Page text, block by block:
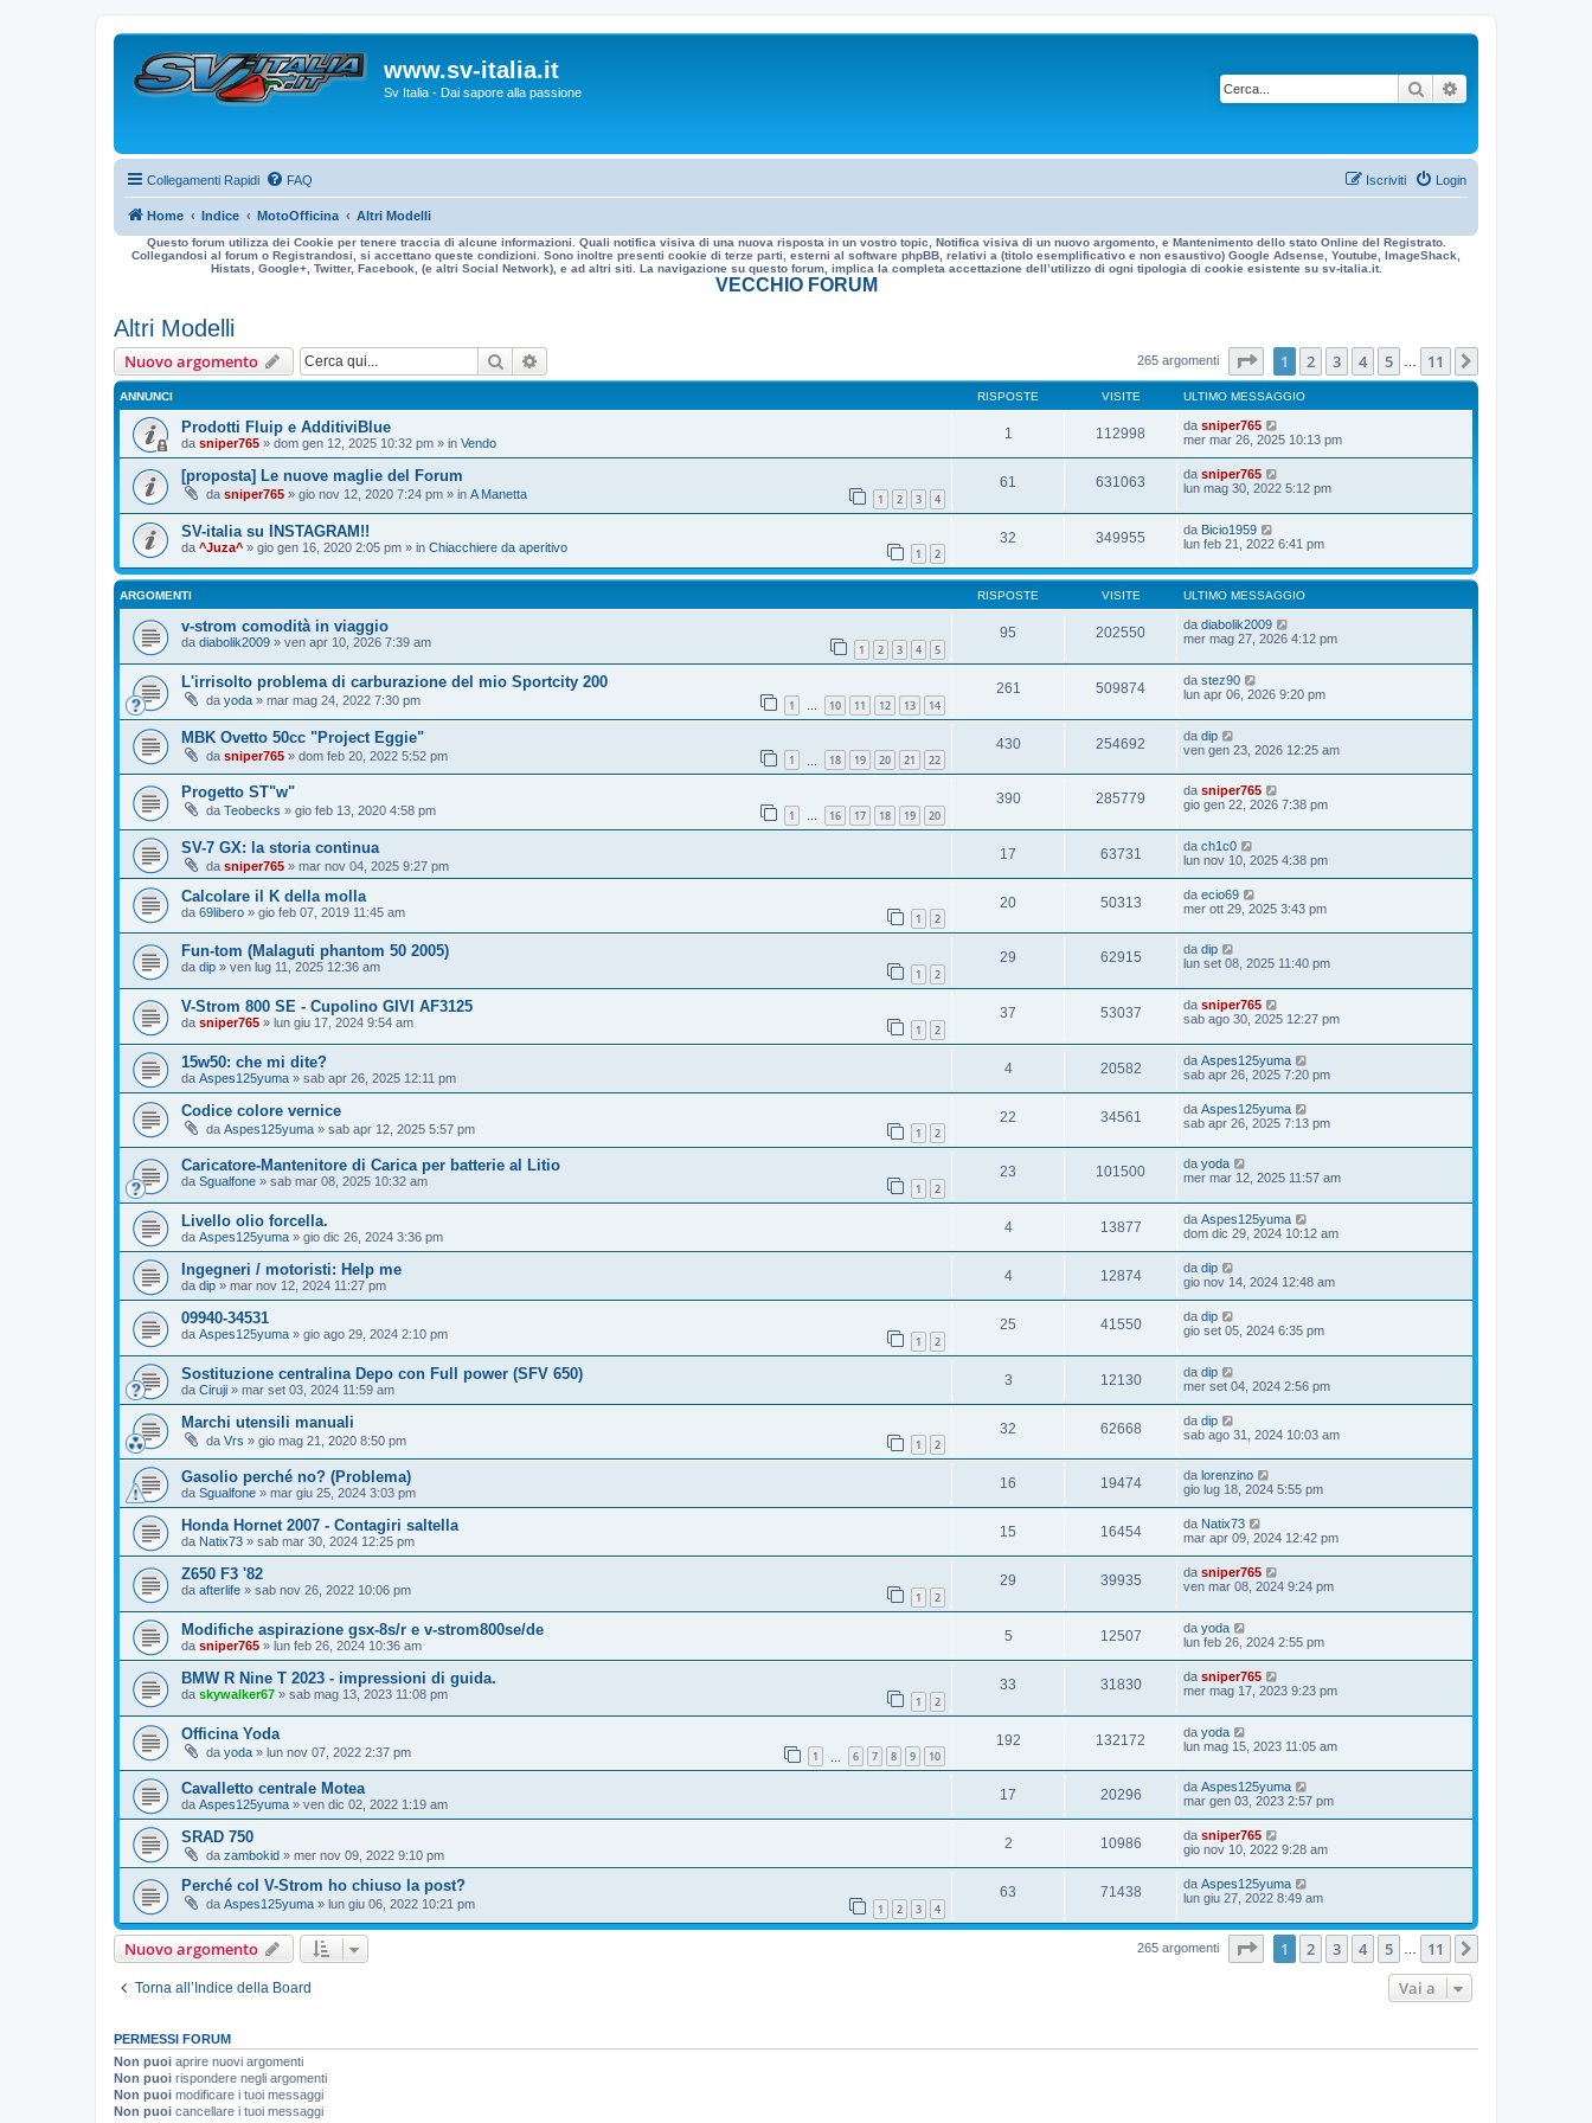
www.sv-italia.it
Sv Italia - Dai sapore alla passione Cerca
Collegamenti Rapidi FAQ Login
Iscriviti
Home Indice MotoOfficina Altri Modelli
Questo forum utilizza dei Cookie per tenere traccia di alcune informazioni. Quali notifica visiva di una nuova risposta in un vostro topic, Notifica visiva di un nuovo argomento, e Mantenimento dello stato Online del Registrato.
Collegandosi al forum o Registrandosi, si accettano queste condizioni. Sono inoltre presenti cookie di terze parti, esterni al software phpBB, relativi a (titolo esemplificativo e non esaustivo) Google Adsense, Youtube, ImageShack,
Histats, Google+, Twitter, Facebook, (e altri Social Network), e ad altri siti. La navigazione su questo forum, implica la completa accettazione dell’utilizzo di ogni tipologia di cookie esistente su sv-italia.it.
VECCHIO FORUM
Altri Modelli
Nuovo argomento Cerca 265 argomenti Pagina1 di
1 2 3 4 5 11
ANNUNCI RISPOSTE VISITE ULTIMO MESSAGGIO
Prodotti Fluip e AdditiviBlue
da sniper765 » dom gen 12, 2025 10:32 pm » in Vendo
1 112998 da sniper765
mer mar 26, 2025 10:13 pm
[proposta] Le nuove maglie del Forum
da sniper765 » gio nov 12, 2020 7:24 pm » in A Manetta 1 2 3 4
61 631063 da sniper765
lun mag 30, 2022 5:12 pm
SV-italia su INSTAGRAM!!
da ^Juza^ » gio gen 16, 2020 2:05 pm » in Chiacchiere da aperitivo 1 2
32 349955 da Bicio1959
lun feb 21, 2022 6:41 pm
ARGOMENTI RISPOSTE VISITE ULTIMO MESSAGGIO
v-strom comodità in viaggio
da diabolik2009 » ven apr 10, 2026 7:39 am 1 2 3 4 5
95 202550 da diabolik2009
mer mag 27, 2026 4:12 pm
L'irrisolto problema di carburazione del mio Sportcity 200
da yoda » mar mag 24, 2022 7:30 pm 1 … 10 11 12 13 14
261 509874 da stez90
lun apr 06, 2026 9:20 pm
MBK Ovetto 50cc "Project Eggie"
da sniper765 » dom feb 20, 2022 5:52 pm 1 18 19 20 21 22
430 254692 da dip
ven gen 23, 2026 12:25 am
Progetto ST"w"
da Teobecks » gio feb 13, 2020 4:58 pm 1 … 16 17 18 19 20
390 285779 da sniper765
gio gen 22, 2026 7:38 pm
SV-7 GX: la storia continua
da sniper765 » mar nov 04, 2025 9:27 pm
17 63731 da ch1c0
lun nov 10, 2025 4:38 pm
Calcolare il K della molla
da 69libero » gio feb 07, 2019 11:45 am 1 2
20 50313 da ecio69
mer ott 29, 2025 3:43 pm
Fun-tom (Malaguti phantom 50 2005)
da dip » ven lug 11, 2025 12:36 am 1 2
29 62915 da dip
lun set 08, 2025 11:40 pm
V-Strom 800 SE - Cupolino GIVI AF3125
da sniper765 » lun giu 17, 2024 9:54 am 1 2
37 53037 da sniper765
sab ago 30, 2025 12:27 pm
15w50: che mi dite?
da Aspes125yuma » sab apr 26, 2025 12:11 pm
4 20582 da Aspes125yuma
sab apr 26, 2025 7:20 pm
Codice colore vernice
da Aspes125yuma » sab apr 12, 2025 5:57 pm 1 2
22 34561 da Aspes125yuma
sab apr 26, 2025 7:13 pm
Caricatore-Mantenitore di Carica per batterie al Litio
da Sgualfone » sab mar 08, 2025 10:32 am 1 2
23 101500 da yoda
mer mar 12, 2025 11:57 am
Livello olio forcella.
da Aspes125yuma » gio dic 26, 2024 3:36 pm
4 13877 da Aspes125yuma
dom dic 29, 2024 10:12 am
Ingegneri / motoristi: Help me
da dip » mar nov 12, 2024 11:27 pm
4 12874 da dip
gio nov 14, 2024 12:48 am
09940-34531
da Aspes125yuma » gio ago 29, 2024 2:10 pm 1 2
25 41550 da dip
gio set 05, 2024 6:35 pm
Sostituzione centralina Depo con Full power (SFV 650)
da Ciruji » mar set 03, 2024 11:59 am
3 12130 da dip
mer set 04, 2024 2:56 pm
Marchi utensili manuali
da Vrs » gio mag 21, 2020 8:50 pm 1 2
32 62668 da dip
sab ago 31, 2024 10:03 am
Gasolio perché no? (Problema)
da Sgualfone » mar giu 25, 2024 3:03 pm
16 19474 da lorenzino
gio lug 18, 2024 5:55 pm
Honda Hornet 2007 - Contagiri saltella
da Natix73 » sab mar 30, 2024 12:25 pm
15 16454 da Natix73
mar apr 09, 2024 12:42 pm
Z650 F3 '82
da afterlife » sab nov 26, 2022 10:06 pm 1 2
29 39935 da sniper765
ven mar 08, 2024 9:24 pm
Modifiche aspirazione gsx-8s/r e v-strom800se/de
da sniper765 » lun feb 26, 2024 10:36 am
5 12507 da yoda
lun feb 26, 2024 2:55 pm
BMW R Nine T 2023 - impressioni di guida.
da skywalker67 » sab mag 13, 2023 11:08 pm 1 2
33 31830 da sniper765
mer mag 17, 2023 9:23 pm
Officina Yoda
da yoda » lun nov 07, 2022 2:37 pm 1 6 7 8 9 10
192 132172 da yoda
lun mag 15, 2023 11:05 am
Cavalletto centrale Motea
da Aspes125yuma » ven dic 02, 2022 1:19 am
17 20296 da Aspes125yuma
mar gen 03, 2023 2:57 pm
SRAD 750
da zambokid » mer nov 09, 2022 9:10 pm
2 10986 da sniper765
gio nov 10, 2022 9:28 am
Perché col V-Strom ho chiuso la post?
da Aspes125yuma » lun giu 06, 2022 10:21 pm 1 2 3 4
63 71438 da Aspes125yuma
lun giu 27, 2022 8:49 am
Nuovo argomento 265 argomenti Pagina1 di
1 2 3 4 5 11
Torna all’Indice della Board Vai a
PERMESSI FORUM
Non puoi aprire nuovi argomenti
Non puoi rispondere negli argomenti
Non puoi modificare i tuoi messaggi
Non puoi cancellare i tuoi messaggi